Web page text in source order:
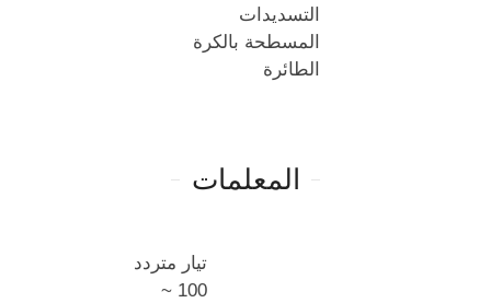
التسديدات
المسطحة بالكرة
الطائرة
المعلمات
تيار متردد
100 ~